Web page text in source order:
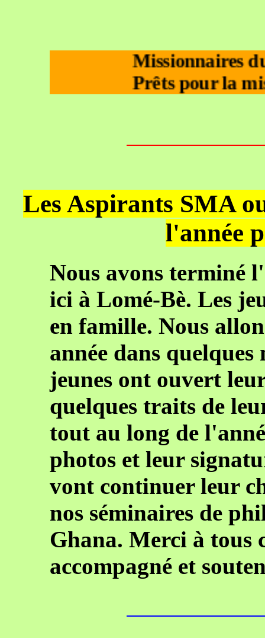
Missionnaires
Prêts pour la
Les Aspirants SMA
l'année
Nous avons terminé
ici à Lomé-Bè. Les
en famille. Nous
année dans
jeunes ont ouvert
quelques traits de
tout au long de
photos et leur
vont continuer leur
nos séminaires de
Ghana. Merci à tous
accompagné et